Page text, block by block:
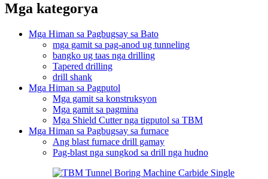
Mga kategorya
Mga Himan sa Pagbugsay sa Bato
mga gamit sa pag-anod ug tunneling
bangko ug taas nga drilling
Tapered drilling
drill shank
Mga Himan sa Pagputol
Mga gamit sa konstruksyon
Mga gamit sa pagmina
Mga Shield Cutter nga tigputol sa TBM
Mga Himan sa Pagbugsay sa furnace
Ang blast furnace drill gamay
Pag-blast nga sungkod sa drill nga hudno